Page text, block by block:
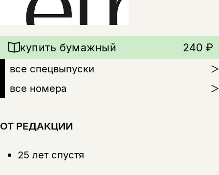
все спецвыпуски
все номера
купить бумажный 240 ₽
ОТ РЕДАКЦИИ
25 лет спустя